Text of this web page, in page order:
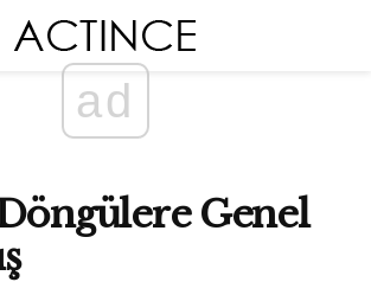
ad
Genel